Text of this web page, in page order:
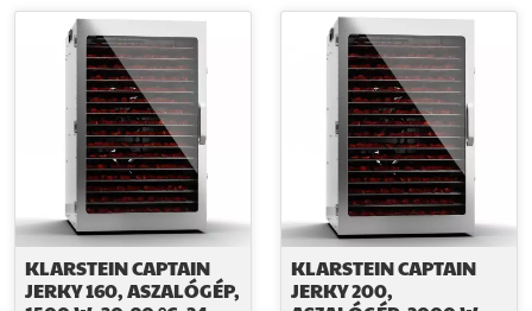
KLARSTEIN CAPTAIN
JERKY 160, ASZALÓGÉP,
KLARSTEIN CAPTAIN
JERKY 200,